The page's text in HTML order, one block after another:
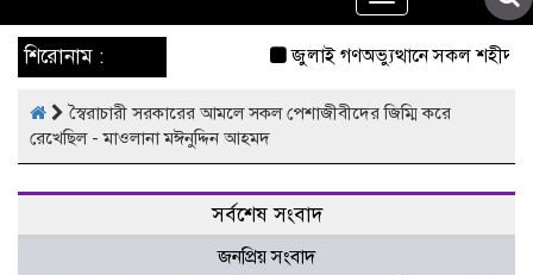
navigation
শিরোনাম : জুলাই গণঅভ্যুত্থানে সকল শহীদদের
স্বৈরাচারী সরকারের আমলে সকল পেশাজীবীদের জিম্মি করে
রেখেছিল - মাওলানা মঈনুদ্দিন আহমদ
সর্বশেষ সংবাদ
জনপ্রিয় সংবাদ